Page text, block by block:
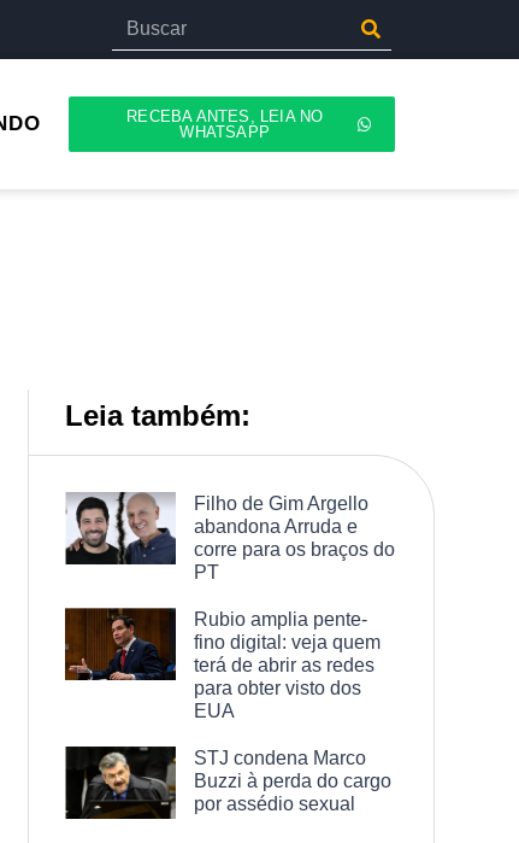
RECEBA ANTES, LEIA NO
WHATSAPP
Leia também:
Filho de Gim Argello
abandona Arruda e
corre para os braços do
PT
Rubio amplia pente-
fino digital: veja quem
terá de abrir as redes
para obter visto dos
EUA
STJ condena Marco
Buzzi à perda do cargo
por assédio sexual